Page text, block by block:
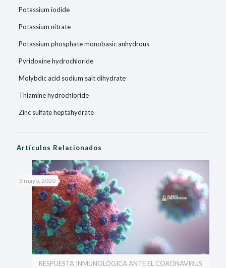
Potassium iodide
Potassium nitrate
Potassium phosphate monobasic anhydrous
Pyridoxine hydrochloride
Molybdic acid sodium salt dihydrate
Thiamine hydrochloride
Zinc sulfate heptahydrate
Artículos Relacionados
RESPUESTA INMUNOLÓGICA ANTE EL CORONAVIRUS
3 mayo, 2020